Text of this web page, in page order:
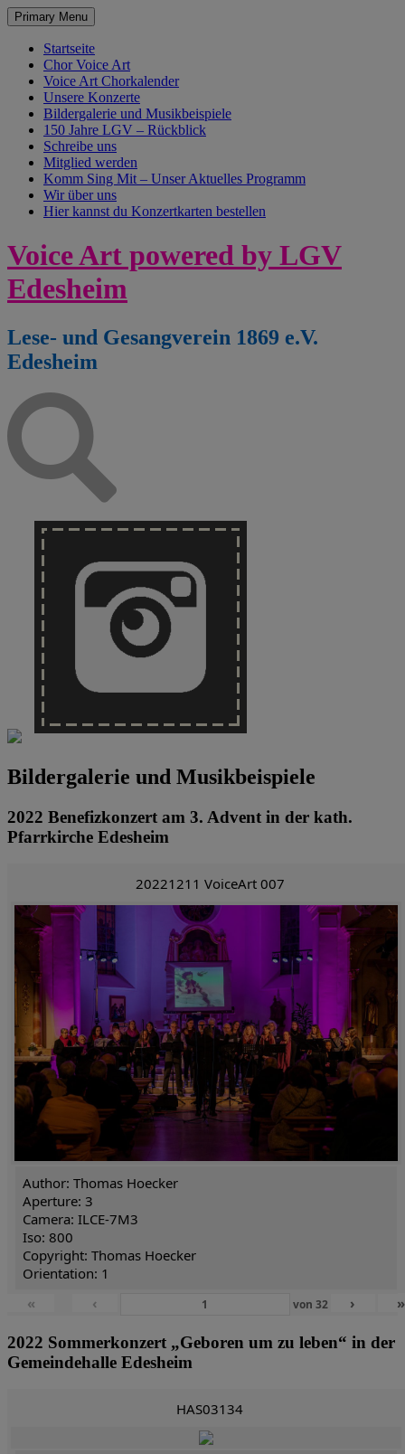
Primary Menu
Startseite
Chor Voice Art
Voice Art Chorkalender
Unsere Konzerte
Bildergalerie und Musikbeispiele
150 Jahre LGV – Rückblick
Schreibe uns
Mitglied werden
Komm Sing Mit – Unser Aktuelles Programm
Wir über uns
Hier kannst du Konzertkarten bestellen
Skip
to
content
Voice Art powered by LGV
Edesheim
Lese- und Gesangverein 1869 e.V.
Edesheim
Bildergalerie und Musikbeispiele
2022 Benefizkonzert am 3. Advent in der kath.
Pfarrkirche Edesheim
20221211 VoiceArt 007
Author: Thomas Hoecker
Aperture: 3
Camera: ILCE-7M3
Iso: 800
Copyright: Thomas Hoecker
Orientation: 1
«
‹ von 32 › »
2022 Sommerkonzert „Geboren um zu leben“ in der
Gemeindehalle Edesheim
HAS03134